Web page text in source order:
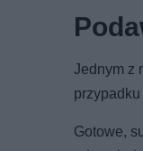
Jednym z
przypadku
Gotowe,